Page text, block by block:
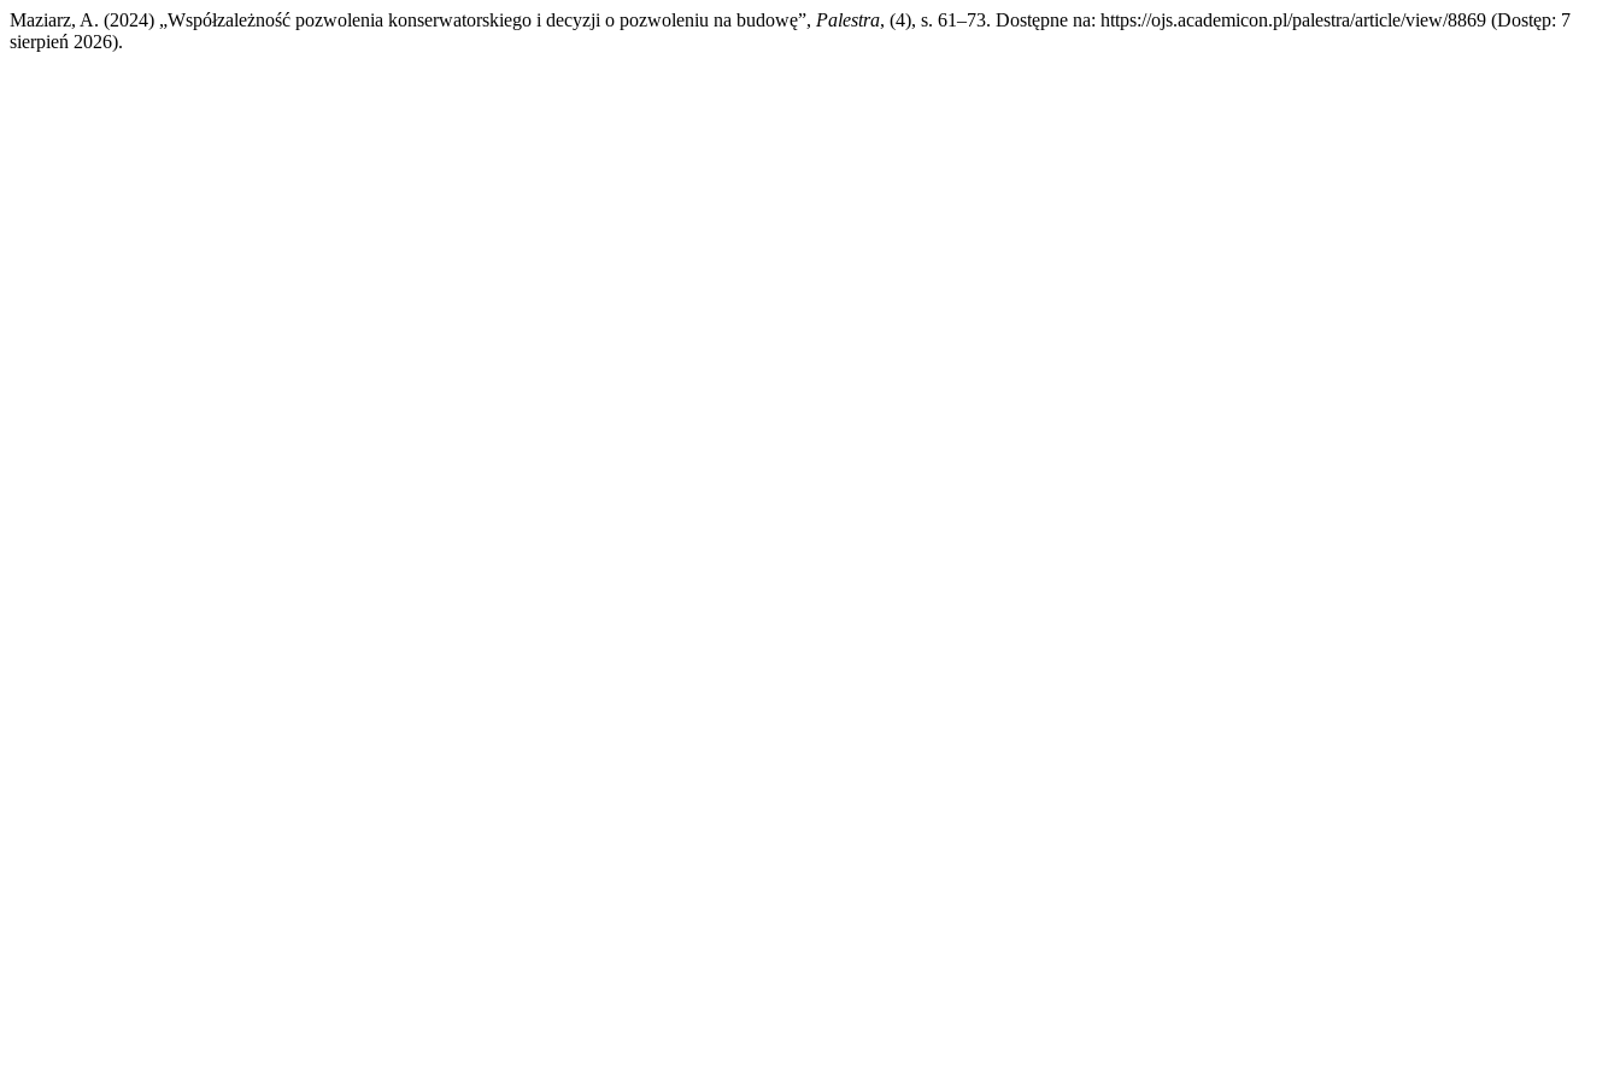
Maziarz, A. (2024) „Współzależność pozwolenia konserwatorskiego i decyzji o pozwoleniu na budowę”, Palestra, (4), s. 61–73. Dostępne na: https://ojs.academicon.pl/palestra/article/view/8869 (Dostęp: 7
sierpień 2026).